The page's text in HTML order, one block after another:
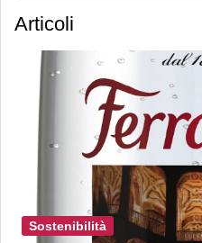
Articoli
Sostenibilità